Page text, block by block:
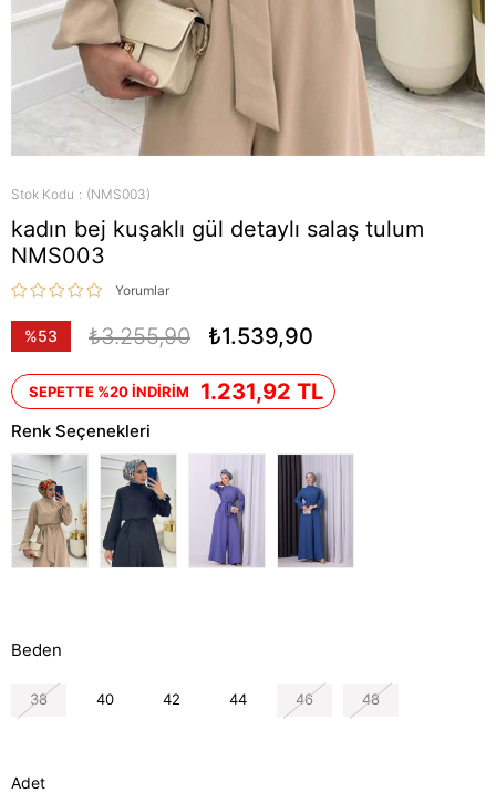
Stok Kodu (NMS003)
kadın bej kuşaklı gül detaylı salaş tulum
NMS003
Yorumlar
%53
₺3.255,90 ₺1.539,90
SEPETTE %20 İNDİRİM 1.231,92 TL
Renk Seçenekleri
Beden
38 40 42 44 46 48
Adet